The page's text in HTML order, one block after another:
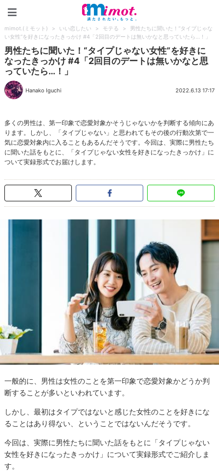
mimot.(ミモット) > いい恋したい > モテる >
男性たちに聞いた！“タイプじゃな
い女性”を好きになったきっかけ #4「2回目のデートは無いかなと思っていたら…！」
男性たちに聞いた！“タイプじゃない女性”を好きに
なったきっかけ #4「2回目のデートは無いかなと思
っていたら…！」
Hanako Iguchi 2022.6.13 17:17
多くの男性は、第一印象で恋愛対象かそうじゃないかを判断する傾向にあ
ります。しかし、「タイプじゃない」と思われてもその後の行動次第で一
気に恋愛対象内に入ることもあるんだそうです。今回は、実際に男性たち
に聞いた話をもとに、「タイプじゃない女性を好きになったきっかけ」に
ついて実録形式でお届けします。
一般的に、男性は女性のことを第一印象で恋愛対象かどうか判
断することが多いといわれています。
しかし、最初はタイプではないと感じた女性のことを好きにな
ることはあり得ない、ということではないんだそうです。
今回は、実際に男性たちに聞いた話をもとに「タイプじゃない
女性を好きになったきっかけ」について実録形式でご紹介しま
す。